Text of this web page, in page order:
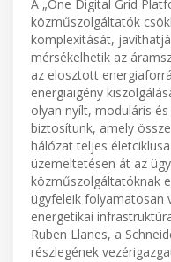
A „One Digital Grid
közműszolgáltatók
komplexitását,
mérsékelhetik az
az elosztott
energiaigény
olyan nyílt, moduláris
biztosítunk, amely
hálózat teljes
üzemeltetésen át az
közműszolgáltatóknak
ügyfeleik folyamatosan
energetikai
Ruben Llanes, a
részlegének